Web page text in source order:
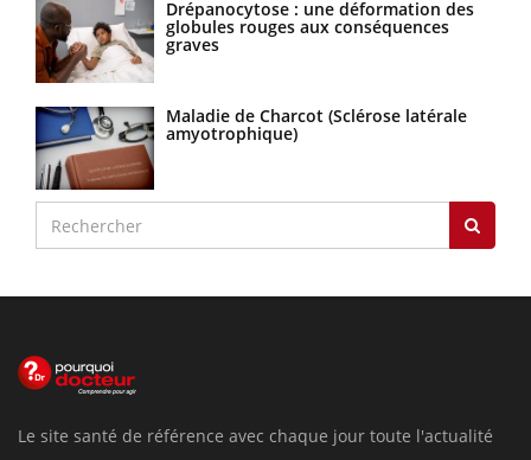
Drépanocytose : une déformation des
globules rouges aux conséquences
graves
Maladie de Charcot (Sclérose latérale
amyotrophique)
Le site santé de référence avec chaque jour toute l'actualité